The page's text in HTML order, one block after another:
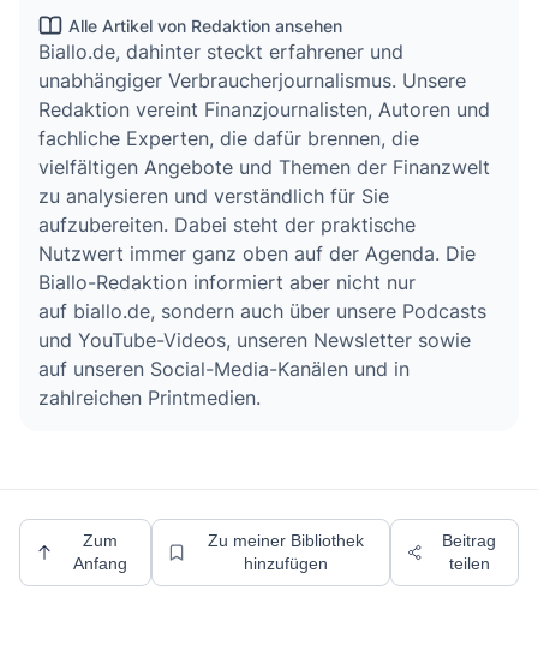
Alle Artikel von Redaktion ansehen
Biallo.de, dahinter steckt erfahrener und
unabhängiger Verbraucherjournalismus. Unsere
Redaktion vereint Finanzjournalisten, Autoren und
fachliche Experten, die dafür brennen, die
vielfältigen Angebote und Themen der Finanzwelt
zu analysieren und verständlich für Sie
aufzubereiten. Dabei steht der praktische
Nutzwert immer ganz oben auf der Agenda. Die
Biallo-Redaktion informiert aber nicht nur
auf biallo.de, sondern auch über unsere Podcasts
und YouTube-Videos, unseren Newsletter sowie
auf unseren Social-Media-Kanälen und in
zahlreichen Printmedien.
Zum
Anfang
Zu meiner Bibliothek
hinzufügen
Beitrag
teilen